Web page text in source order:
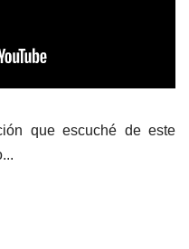
que escuché de este